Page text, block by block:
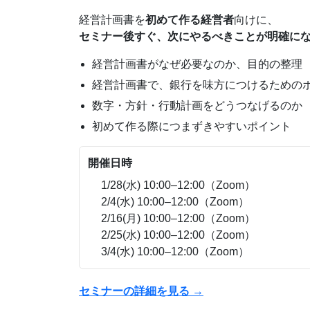
経営計画書を初めて作る経営者向けに、
セミナー後すぐ、次にやるべきことが明確に
経営計画書がなぜ必要なのか、目的の整理
経営計画書で、銀行を味方につけるための
数字・方針・行動計画をどうつなげるのか
初めて作る際につまずきやすいポイント
開催日時
1/28(水) 10:00–12:00（Zoom）
2/4(水) 10:00–12:00（Zoom）
2/16(月) 10:00–12:00（Zoom）
2/25(水) 10:00–12:00（Zoom）
3/4(水) 10:00–12:00（Zoom）
セミナーの詳細を見る →